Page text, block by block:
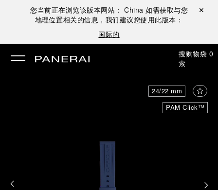
您当前正在浏览该版本网站： China 如需获取与您
地理位置相关的信息，我们建议您使用此版本：
国际的
关闭 ✕
搜
索
购物袋 0
PAM Click™
24/22 mm